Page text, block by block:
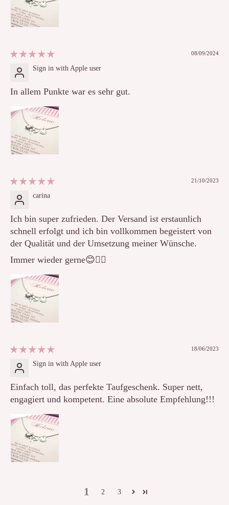
08/09/2024
Sign in with Apple user
In allem Punkte war es sehr gut.
21/10/2023
carina
Ich bin super zufrieden. Der Versand ist erstaunlich
schnell erfolgt und ich bin vollkommen begeistert von
der Qualität und der Umsetzung meiner Wünsche.
Immer wieder gerne😊👍🏻
18/06/2023
Sign in with Apple user
Einfach toll, das perfekte Taufgeschenk. Super nett,
engagiert und kompetent. Eine absolute Empfehlung!!!
1 2 3